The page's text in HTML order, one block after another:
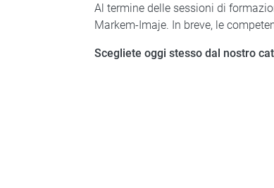
Al termine delle sessioni di
Markem-Imaje. In breve, le
Scegliete oggi stesso dal nostro